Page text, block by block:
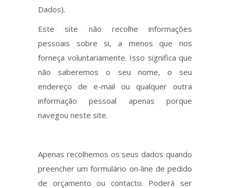
Dados).
Este site não recolhe informações
pessoais sobre si, a menos que nos
forneça voluntariamente. Isso significa que
não saberemos o seu nome, o seu
endereço de e-mail ou qualquer outra
informação pessoal apenas porque
navegou neste site.
Apenas recolhemos os seus dados quando
preencher um formulário on-line de pedido
de orçamento ou contacto. Poderá ser